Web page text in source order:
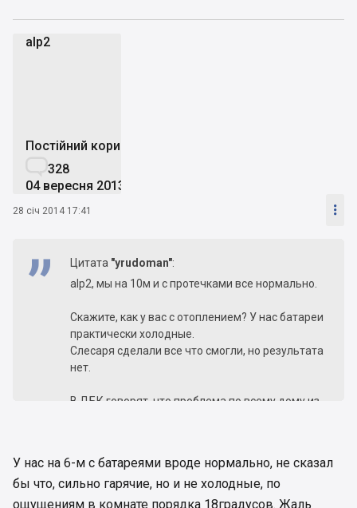
alp2
Постійний користувач
328
04 вересня 2013
28 січ 2014 17:41 
Цитата "yrudoman":
alp2, мы на 10м и с протечками все нормально.
Скажите, как у вас с отоплением? У нас батареи
практически холодные.
Слесаря сделали все что смогли, но результата
нет.
В ДБК говорят, что проблема по всему дому из-
У нас на 6-м с батареями вроде нормально, не сказал
бы что, сильно гарячие, но и не холодные, по
ощущениям в комнате порядка 18градусов. Жаль